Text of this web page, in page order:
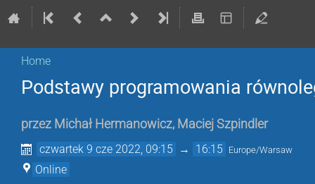
Home
Podstawy programowania
przez Michał Hermanowicz, Maciej Szpindler
czwartek 9 cze 2022, 09:15 → 16:15 Europe/Warsaw
Online